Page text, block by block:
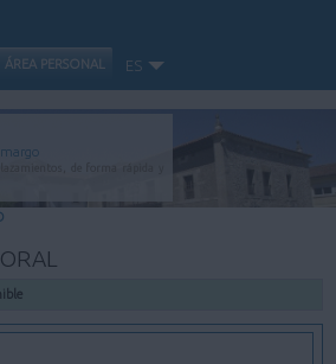
INICIO
PÚBLICA
CIUDADANA
ÁREA PERSONAL ES